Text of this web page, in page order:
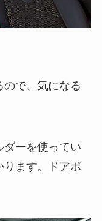
で、気になる
ダーを使ってい
ります。ドアポ